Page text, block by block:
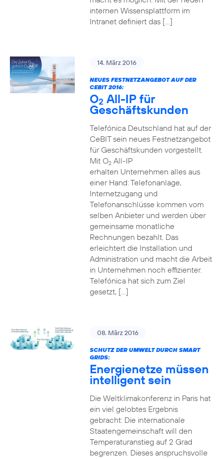
internen Wissensplattform im
Intranet definiert das […]
14. März 2016
NEUES FESTNETZANGEBOT AUF DER
CEBIT 2016:
O2 All-IP für
Geschäftskunden
Telefónica Deutschland hat auf der
CeBIT sein neues Festnetzangebot
für Geschäftskunden vorgestellt.
Mit O2All-IP
erhalten Unternehmen alles aus
einer Hand: Telefonanlage,
Internetzugang und
Telefonanschlüsse kommen vom
selben Anbieter und werden über
gemeinsame monatliche
Rechnungen bezahlt. Das
erleichtert die Installation und
Administration und macht die Arbeit
in Unternehmen noch effizienter.
Telefónica hat sich zum Ziel
gesetzt, […]
08. März 2016
SCHUTZ DER UMWELT DURCH SMART
GRIDS:
Energienetze müssen
intelligent sein
Die Weltklimakonferenz in Paris hat
ein viel gelobtes Ergebnis
gebracht: Die internationale
Staatengemeinschaft will den
Temperaturanstieg auf 2 Grad
begrenzen. Dieses anspruchsvolle